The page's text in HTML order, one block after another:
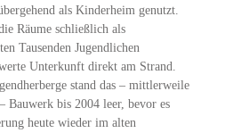
als Kinderheim genutzt.
Räume schließlich als
Tausenden Jugendlichen
Unterkunft direkt am Strand.
stand das – mittlerweile
Bauwerk bis 2004 leer, bevor es
heute wieder im alten